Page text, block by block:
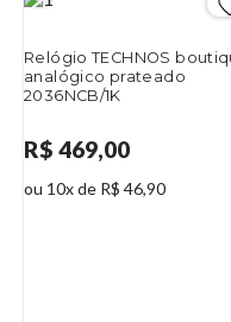
Relógio TECHNOS
analógico prateado
2036NCB/1K
R$ 469,00
ou 10x de R$ 46,90